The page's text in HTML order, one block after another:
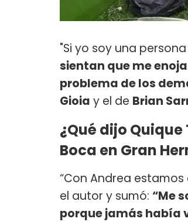
"Si yo soy una
sientan que me
problema de los
Gioia y el de Brian
¿Qué dijo
Boca en Gran
“Con Andrea
el autor y sumó: “Me
porque jamás había